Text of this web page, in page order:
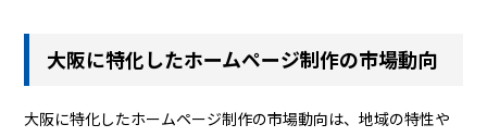
大阪に特化したホームページ制作の市場動向
大阪に特化したホームページ制作の市場動向は、地域の特性や